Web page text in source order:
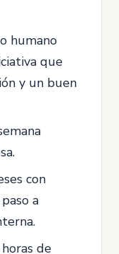
humano
que
y un buen
con
a
de